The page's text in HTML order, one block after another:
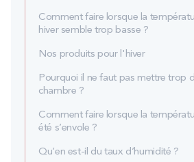
Comment faire lorsque la
hiver semble trop basse ?
Nos produits pour l'hiver
Pourquoi il ne faut pas mettre trop
chambre ?
Comment faire lorsque la
été s’envole ?
Qu’en est-il du taux d’humidité ?